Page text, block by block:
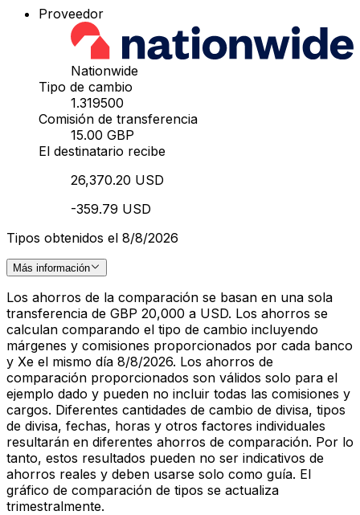
Proveedor
Nationwide
Tipo de cambio
1.319500
Comisión de transferencia
15.00 GBP
El destinatario recibe
26,370.20 USD
-359.79 USD
Tipos obtenidos el 8/8/2026
Más información
Los ahorros de la comparación se basan en una sola
transferencia de GBP 20,000 a USD. Los ahorros se
calculan comparando el tipo de cambio incluyendo
márgenes y comisiones proporcionados por cada banco
y Xe el mismo día 8/8/2026. Los ahorros de
comparación proporcionados son válidos solo para el
ejemplo dado y pueden no incluir todas las comisiones y
cargos. Diferentes cantidades de cambio de divisa, tipos
de divisa, fechas, horas y otros factores individuales
resultarán en diferentes ahorros de comparación. Por lo
tanto, estos resultados pueden no ser indicativos de
ahorros reales y deben usarse solo como guía. El
gráfico de comparación de tipos se actualiza
trimestralmente.